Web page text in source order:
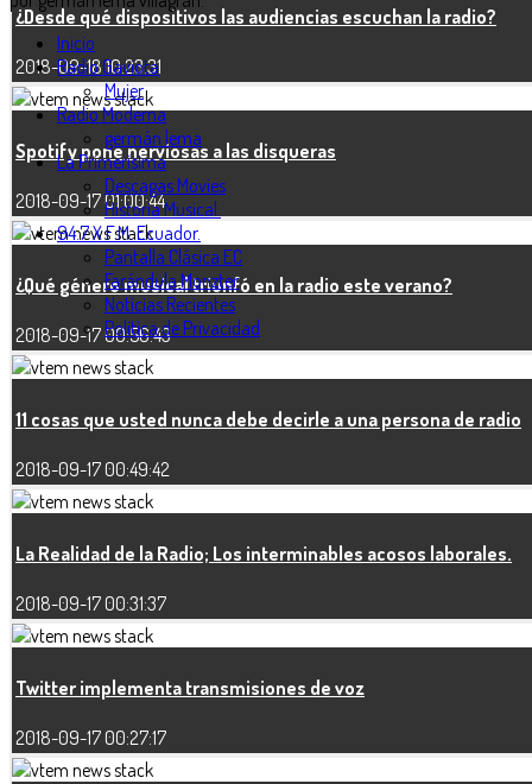
¿Desde qué dispositivos las audiencias escuchan la radio?
2018-09-18 10:23:31
Spotify pone nerviosas a las disqueras
2018-09-17 01:00:44
¿Qué género musical triunfó en la radio este verano?
2018-09-17 00:56:43
11 cosas que usted nunca debe decirle a una persona de radio
2018-09-17 00:49:42
La Realidad de la Radio; Los interminables acosos laborales.
2018-09-17 00:31:37
Twitter implementa transmisiones de voz
2018-09-17 00:27:17
Inicio
Radio Gaviota
Mujer
Radio Moderna
germán lema
La Primerísima
Descagas Movies
Historia Musical.
94.7 X F.M. Ecuador.
Pantalla Clásica EC
Farándula Monzter
Noticias Recientes
Politica de Privacidad